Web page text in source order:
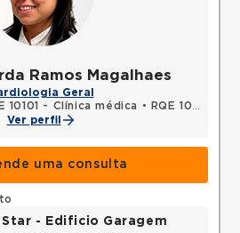
Ramos Magalhaes
Geral
10101 - Clínica médica •
RQE 10102 - Cardiologia
Ver perfil
uma consulta
- Edificio Garagem